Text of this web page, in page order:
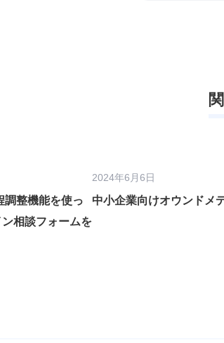
調整機能を使っ
相談フォームを
2024年6月6日
中小企業向けオウンドメ